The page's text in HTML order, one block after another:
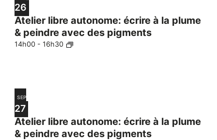
26
Atelier libre autonome: écrire à la plume
& peindre avec des pigments
14h00 - 16h30
SEP
27
Atelier libre autonome: écrire à la plume
& peindre avec des pigments